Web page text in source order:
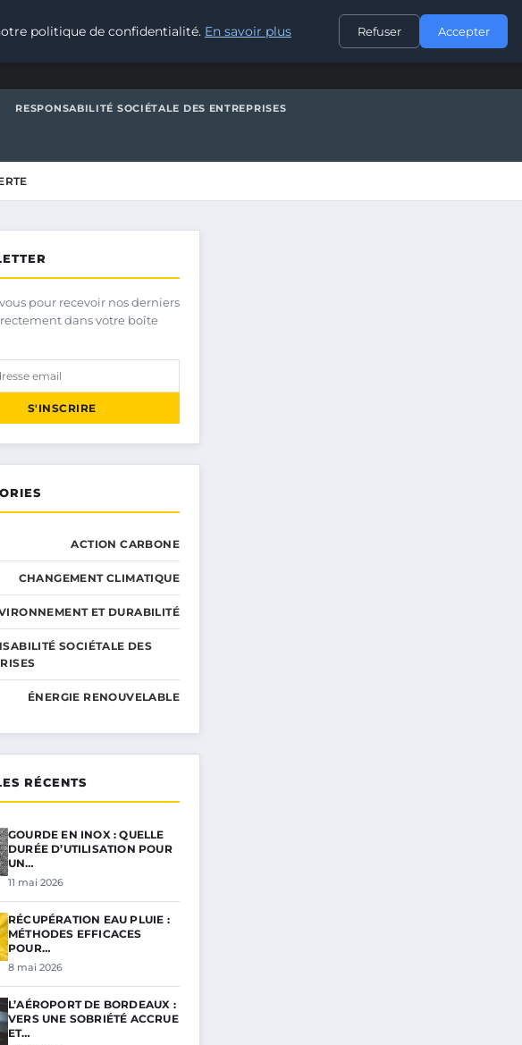
CONTACT
RESPONSABILITÉ SOCIÉTALE DES ENTREPRISES
pour recevoir nos derniers
dans votre boîte
S'INSCRIRE
ACTION CARBONE
CHANGEMENT CLIMATIQUE
ET DURABILITÉ
SOCIÉTALE DES
ÉNERGIE RENOUVELABLE
RÉCENTS
GOURDE EN INOX : QUELLE
DURÉE D’UTILISATION POUR
UN…
11 mai 2026
RÉCUPÉRATION EAU PLUIE :
MÉTHODES EFFICACES
POUR…
8 mai 2026
L’AÉROPORT DE BORDEAUX :
VERS UNE SOBRIÉTÉ ACCRUE
ET…
politique de confidentialité. En savoir plus Refuser Accepter